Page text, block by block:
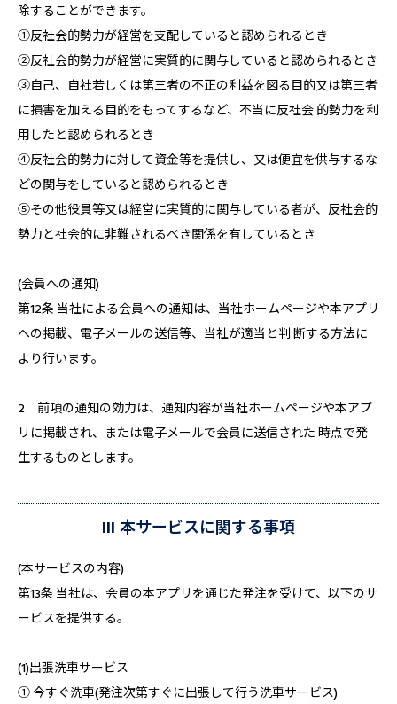
除することができます。
①反社会的勢力が経営を支配していると認められるとき
②反社会的勢力が経営に実質的に関与していると認められるとき
③自己、自社若しくは第三者の不正の利益を図る目的又は第三者
に損害を加える目的をもってするなど、不当に反社会 的勢力を利
用したと認められるとき
④反社会的勢力に対して資金等を提供し、又は便宜を供与するな
どの関与をしていると認められるとき
⑤その他役員等又は経営に実質的に関与している者が、反社会的
勢力と社会的に非難されるべき関係を有しているとき
(会員への通知)
第12条 当社による会員への通知は、当社ホームページや本アプリ
への掲載、電子メールの送信等、当社が適当と判 断する方法に
より行います。
2 前項の通知の効力は、通知内容が当社ホームページや本アプ
リに掲載され、または電子メールで会員に送信された 時点で発
生するものとします。
III 本サービスに関する事項
(本サービスの内容)
第13条 当社は、会員の本アプリを通じた発注を受けて、以下のサ
ービスを提供する。
(1)出張洗車サービス
① 今すぐ洗車(発注次第すぐに出張して行う洗車サービス)